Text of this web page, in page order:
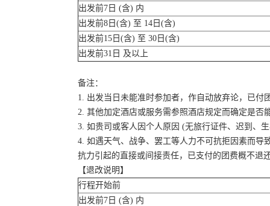
出发前7日 (含) 内
出发前8日(含) 至 14日(含)
出发前15日(含) 至 30日(含)
出发前31日 及以上
备注：
1. 出发当日未能准时参加者，作自动放弃论，已付
2. 其他加定酒店或服务需参照酒店规定而确定是否
3. 如贵司或客人因个人原因 (无旅行证件、迟到、
4. 如遇天气、战争、罢工等人力不可抗拒因素而
抗力引起的直接或间接责任，已支付的团费概不退
【退改说明】
行程开始前
出发前7日 (含) 内